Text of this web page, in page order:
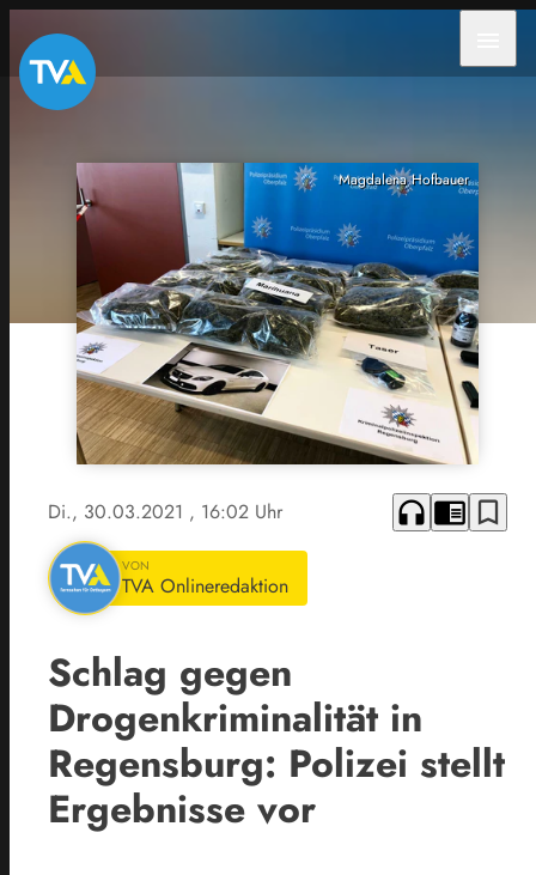
Magdalena Hofbauer
Di., 30.03.2021 , 16:02 Uhr headphones chrome_reader_mode bookmark_border
VON
TVA Onlineredaktion
Schlag gegen
Drogenkriminalität in
Regensburg: Polizei stellt
Ergebnisse vor